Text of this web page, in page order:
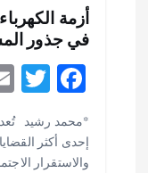
أزمة
في جذور
F
e
b
T
w
it*محمد رشيد تُعد
إحدى أكثر
والاستقرار
اختتام ورشة
أغسطس 3, 2026